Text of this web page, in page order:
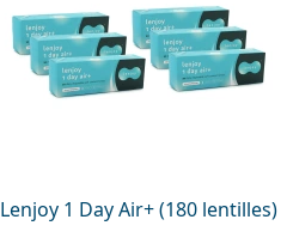
Lenjoy 1 Day Air+ (180 lentilles)